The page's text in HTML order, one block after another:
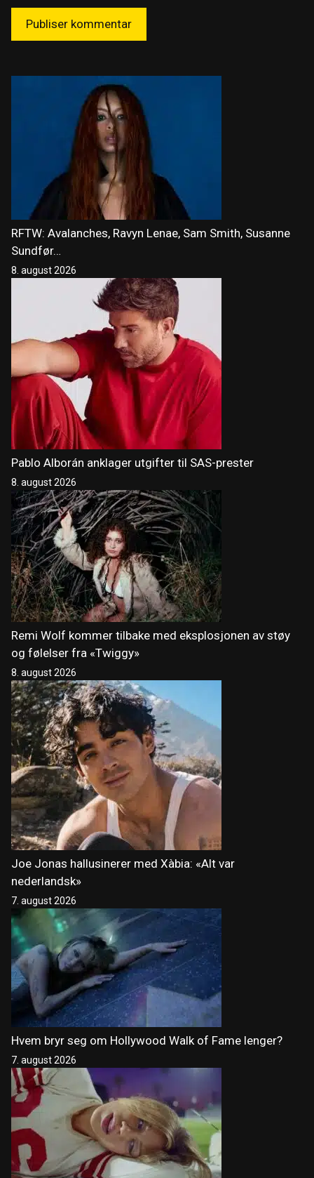
RFTW: Avalanches, Ravyn Lenae, Sam Smith, Susanne
Sundfør…
8. august 2026
Pablo Alborán anklager utgifter til SAS-prester
8. august 2026
Remi Wolf kommer tilbake med eksplosjonen av støy
og følelser fra «Twiggy»
8. august 2026
Joe Jonas hallusinerer med Xàbia: «Alt var
nederlandsk»
7. august 2026
Hvem bryr seg om Hollywood Walk of Fame lenger?
7. august 2026